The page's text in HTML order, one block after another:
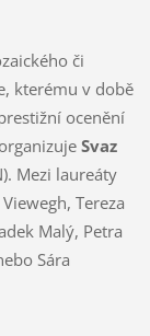
či
kterému v době
ocenění
Svaz
Mezi laureáty
Tereza
Malý, Petra
Sára